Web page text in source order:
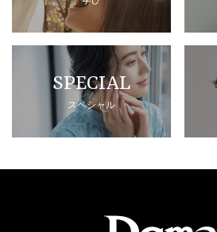
SPECIAL
スペシャル